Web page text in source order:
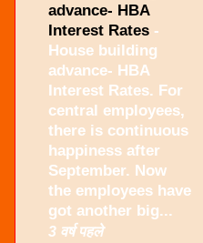
advance- HBA
Interest Rates -
House building
advance- HBA
Interest Rates. For
central employees,
there is continuous
happiness after
September. Now
the employees have
got another big...
3 वर्ष पहले